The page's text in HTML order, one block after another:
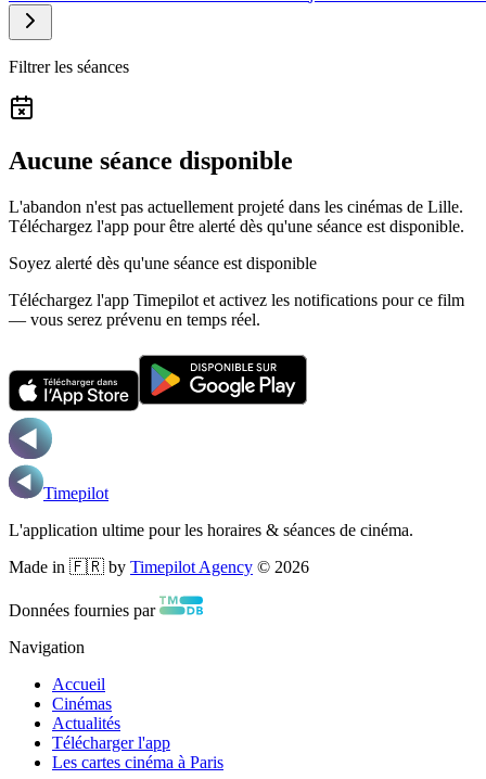
Filtrer les séances
Aucune séance disponible
L'abandon n'est pas actuellement projeté dans les cinémas de Lille.
Téléchargez l'app pour être alerté dès qu'une séance est disponible.
Soyez alerté dès qu'une séance est disponible
Téléchargez l'app Timepilot et activez les notifications pour ce film
— vous serez prévenu en temps réel.
Timepilot
L'application ultime pour les horaires & séances de cinéma.
Made in 🇫🇷 by Timepilot Agency © 2026
Données fournies par
Navigation
Accueil
Cinémas
Actualités
Télécharger l'app
Les cartes cinéma à Paris